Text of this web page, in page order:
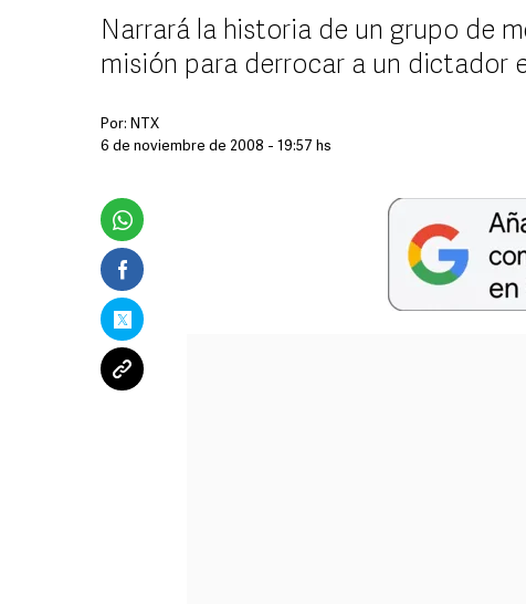
Narrará la historia de un grupo de
misión para derrocar a un dictador
Por: NTX
6 de noviembre de 2008 - 19:57 hs